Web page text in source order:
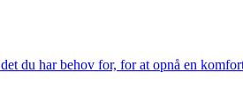
du har behov for, for at opnå en